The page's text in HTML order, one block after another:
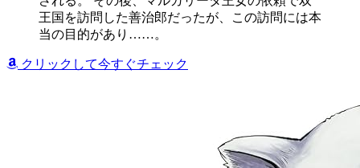
王国を訪問した善治郎だったが、この訪問には本
当の目的があり……。
クリックして今すぐチェック